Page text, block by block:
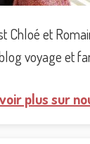
Chloé et
voyage et
plus sur